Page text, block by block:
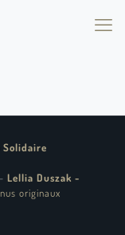
Solidaire
- Lellia Duszak -
originaux